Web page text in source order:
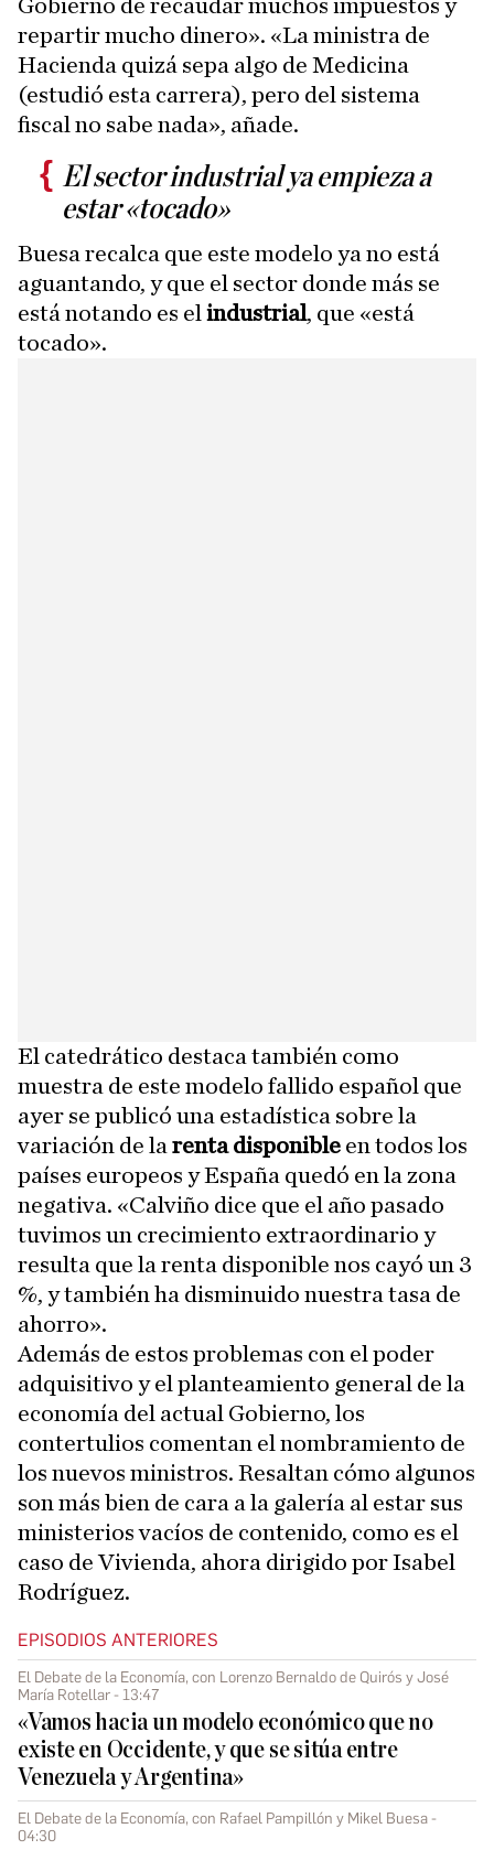
Gobierno de recaudar muchos impuestos y
repartir mucho dinero». «La ministra de
Hacienda quizá sepa algo de Medicina
(estudió esta carrera), pero del sistema
fiscal no sabe nada», añade.
El sector industrial ya empieza a
estar «tocado»
Buesa recalca que este modelo ya no está
aguantando, y que el sector donde más se
está notando es el industrial, que «está
tocado».
El catedrático destaca también como
muestra de este modelo fallido español que
ayer se publicó una estadística sobre la
variación de la renta disponible en todos los
países europeos y España quedó en la zona
negativa. «Calviño dice que el año pasado
tuvimos un crecimiento extraordinario y
resulta que la renta disponible nos cayó un 3
%, y también ha disminuido nuestra tasa de
ahorro».
Además de estos problemas con el poder
adquisitivo y el planteamiento general de la
economía del actual Gobierno, los
contertulios comentan el nombramiento de
los nuevos ministros. Resaltan cómo algunos
son más bien de cara a la galería al estar sus
ministerios vacíos de contenido, como es el
caso de Vivienda, ahora dirigido por Isabel
Rodríguez.
EPISODIOS ANTERIORES
El Debate de la Economía, con Lorenzo Bernaldo de Quirós y José
María Rotellar - 13:47
«Vamos hacia un modelo económico que no
existe en Occidente, y que se sitúa entre
Venezuela y Argentina»
El Debate de la Economía, con Rafael Pampillón y Mikel Buesa -
04:30